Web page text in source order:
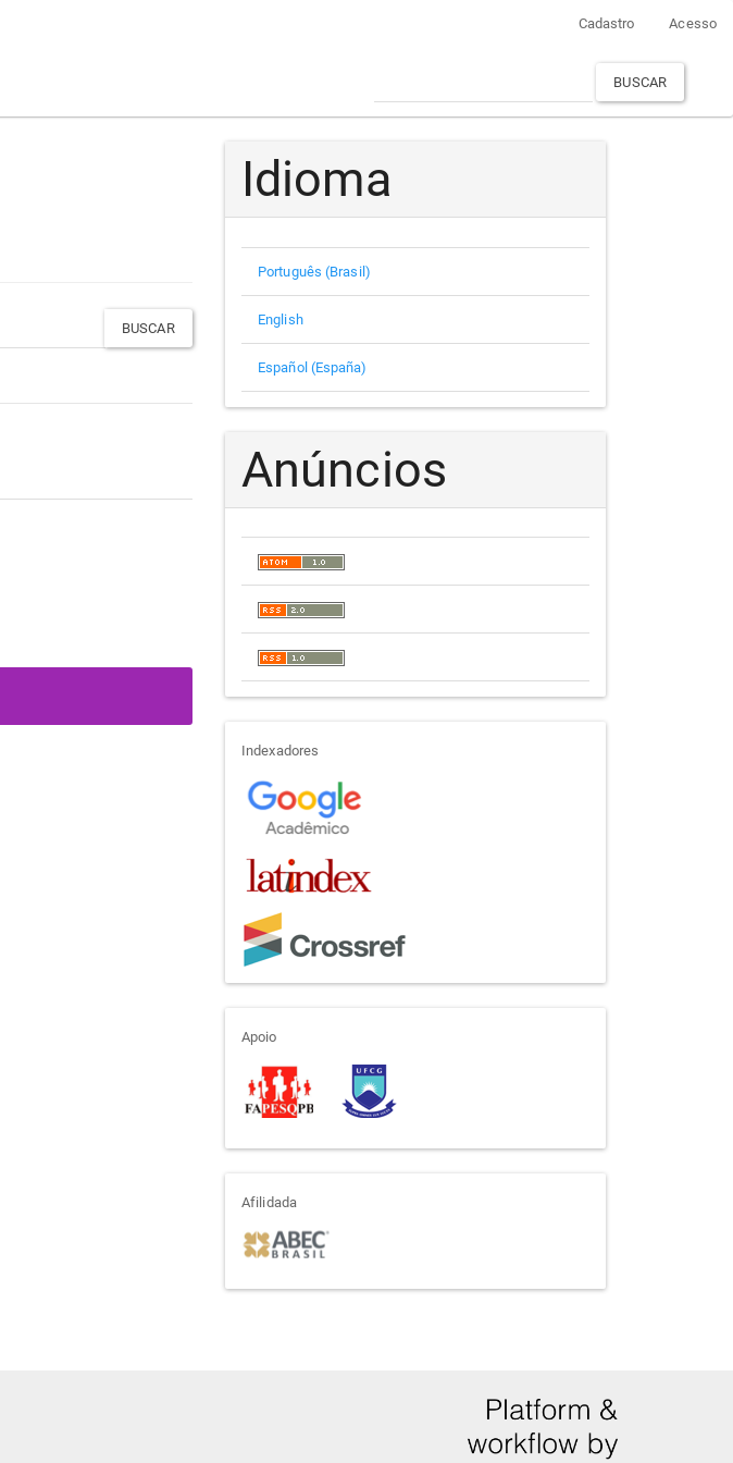
Cadastro Acesso
BUSCAR
Idioma
Português (Brasil)
English
Español (España)
Anúncios
indexadores
Indexadores
apoio
Apoio
afiliada
Afilidada